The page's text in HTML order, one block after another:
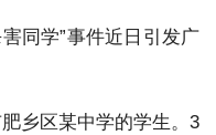
同学”事件近日引发广
乡区某中学的学生。3